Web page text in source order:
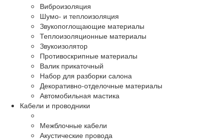
Виброизоляция
Шумо- и теплоизоляция
Звукопоглощающие материалы
Теплоизоляционные материалы
Звукоизолятор
Противоскрипные материалы
Валик прикаточный
Набор для разборки салона
Декоративно-отделочные материалы
Автомобильная мастика
Кабели и проводники
Межблочные кабели
Акустические провода